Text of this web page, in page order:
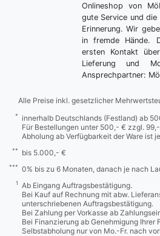
Onlineshop von
gute Service und
Erinnerung. Wir
in fremde Hände.
ersten Kontakt
Lieferung und
Ansprechpartner:
Alle Preise inkl. gesetzlicher
*
innerhalb Deutschlands (Festland) ab
Für Bestellungen unter 500,- € zzgl.
Abholung ab Verfügbarkeit der Ware ist
** bis 5.000,- €
*** 0% bis zu 6 Monaten, danach je nach
1
Ab Eingang Auftragsbestätigung.
Bei Kauf auf Rechnung mit abw.
unterschriebenen Auftragsbestätigung.
Bei Zahlung per Vorkasse ab
Bei Finanzierung ab Genehmigung Ihrer
Selbstabholung nur von Mo.-Fr. nach